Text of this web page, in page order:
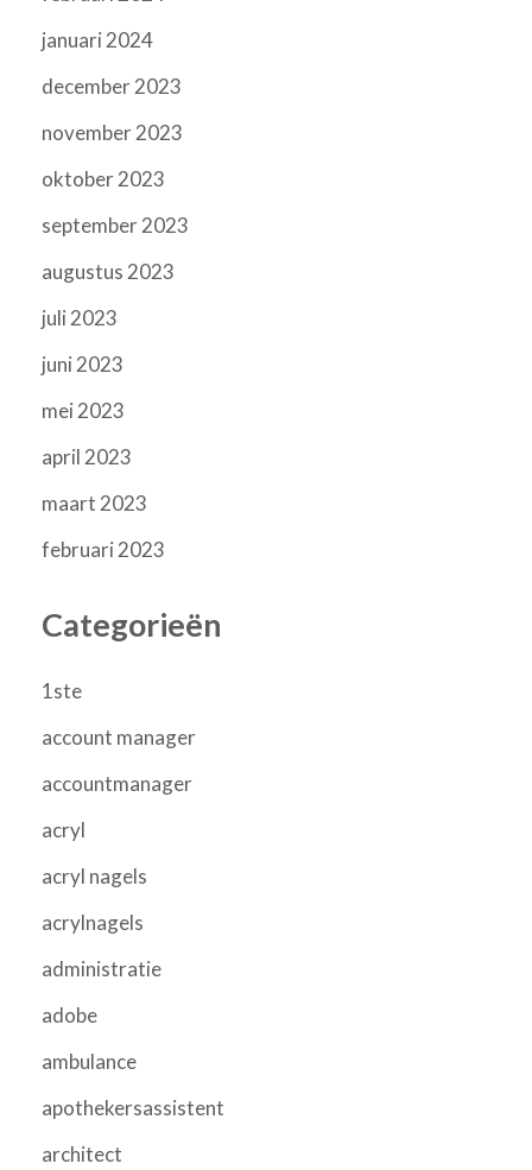
januari 2024
december 2023
november 2023
oktober 2023
september 2023
augustus 2023
juli 2023
juni 2023
mei 2023
april 2023
maart 2023
februari 2023
Categorieën
1ste
account manager
accountmanager
acryl
acryl nagels
acrylnagels
administratie
adobe
ambulance
apothekersassistent
architect